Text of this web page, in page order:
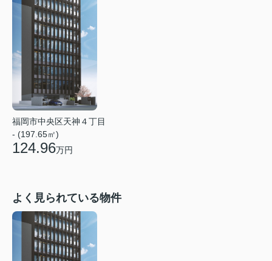
福岡市中央区天神４丁目
- (197.65㎡)
124.96万円
よく見られている物件